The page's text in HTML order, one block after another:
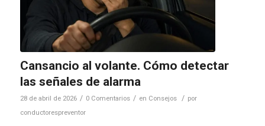
Cansancio al volante. Cómo detectar
las señales de alarma
28 de abril de 2026 / 0 Comentarios / en Consejos / por
conductorespreventor